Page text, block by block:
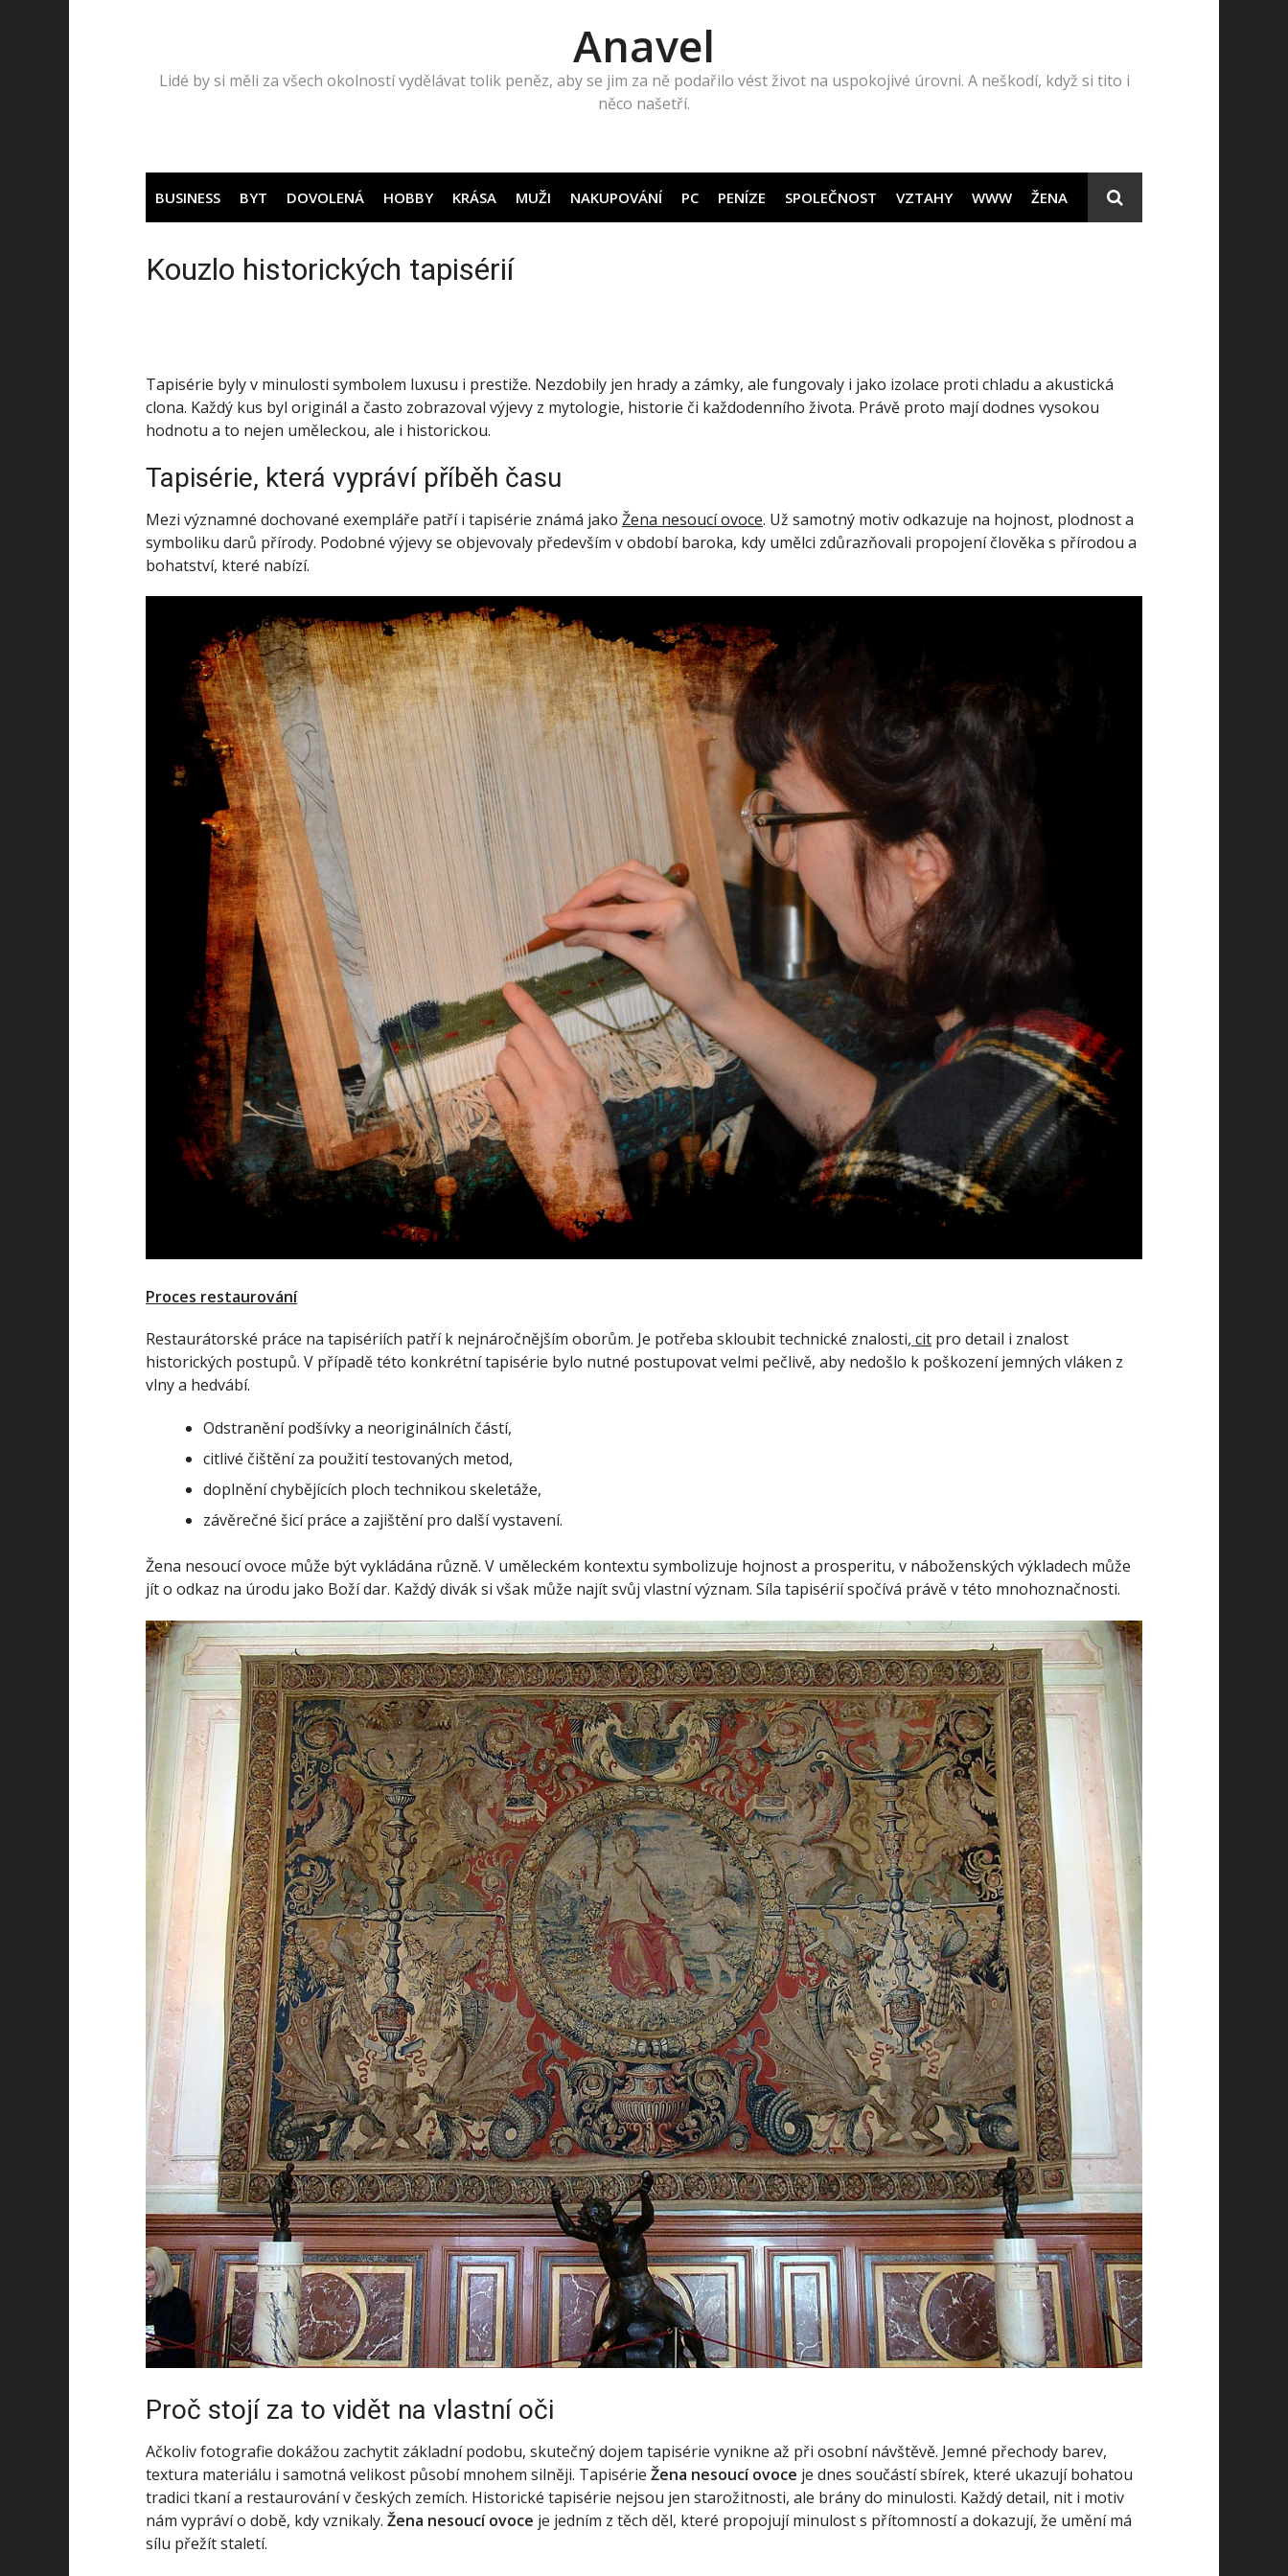
Anavel
Lidé by si měli za všech okolností vydělávat tolik peněz, aby se jim za ně podařilo vést život na uspokojivé úrovni. A neškodí, když si tito i
něco našetří.
BUSINESS BYT DOVOLENÁ HOBBY KRÁSA MUŽI NAKUPOVÁNÍ PC PENÍZE SPOLEČNOST VZTAHY WWW ŽENA
Kouzlo historických tapisérií
Tapisérie byly v minulosti symbolem luxusu i prestiže. Nezdobily jen hrady a zámky, ale fungovaly i jako izolace proti chladu a akustická
clona. Každý kus byl originál a často zobrazoval výjevy z mytologie, historie či každodenního života. Právě proto mají dodnes vysokou
hodnotu a to nejen uměleckou, ale i historickou.
Tapisérie, která vypráví příběh času
Mezi významné dochované exempláře patří i tapisérie známá jako Žena nesoucí ovoce. Už samotný motiv odkazuje na hojnost, plodnost a
symboliku darů přírody. Podobné výjevy se objevovaly především v období baroka, kdy umělci zdůrazňovali propojení člověka s přírodou a
bohatství, které nabízí.
Proces restaurování
Restaurátorské práce na tapisériích patří k nejnáročnějším oborům. Je potřeba skloubit technické znalosti, cit pro detail i znalost
historických postupů. V případě této konkrétní tapisérie bylo nutné postupovat velmi pečlivě, aby nedošlo k poškození jemných vláken z
vlny a hedvábí.
Odstranění podšívky a neoriginálních částí,
citlivé čištění za použití testovaných metod,
doplnění chybějících ploch technikou skeletáže,
závěrečné šicí práce a zajištění pro další vystavení.
Žena nesoucí ovoce může být vykládána různě. V uměleckém kontextu symbolizuje hojnost a prosperitu, v náboženských výkladech může
jít o odkaz na úrodu jako Boží dar. Každý divák si však může najít svůj vlastní význam. Síla tapisérií spočívá právě v této mnohoznačnosti.
Proč stojí za to vidět na vlastní oči
Ačkoliv fotografie dokážou zachytit základní podobu, skutečný dojem tapisérie vynikne až při osobní návštěvě. Jemné přechody barev,
textura materiálu i samotná velikost působí mnohem silněji. Tapisérie Žena nesoucí ovoce je dnes součástí sbírek, které ukazují bohatou
tradici tkaní a restaurování v českých zemích. Historické tapisérie nejsou jen starožitnosti, ale brány do minulosti. Každý detail, nit i motiv
nám vypráví o době, kdy vznikaly. Žena nesoucí ovoce je jedním z těch děl, které propojují minulost s přítomností a dokazují, že umění má
sílu přežít staletí.